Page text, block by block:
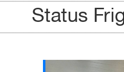
Status